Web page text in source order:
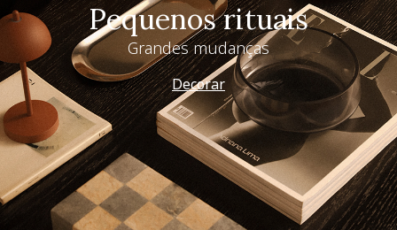
Pequenos rituais
Grandes mudanças
Decorar